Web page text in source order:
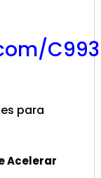
para
Acelerar